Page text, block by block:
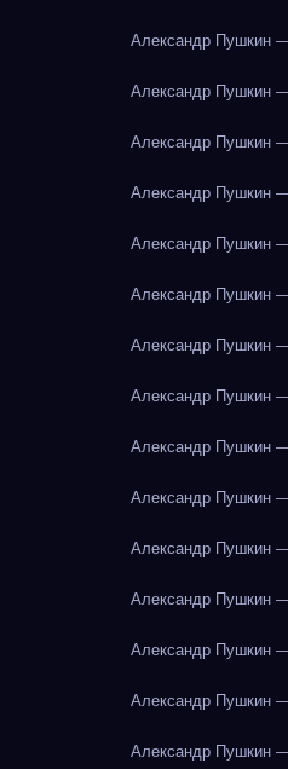
Александр Пушкин
Александр Пушкин
Александр Пушкин
Александр Пушкин
Александр Пушкин
Александр Пушкин
Александр Пушкин
Александр Пушкин
Александр Пушкин
Александр Пушкин
Александр Пушкин
Александр Пушкин
Александр Пушкин
Александр Пушкин
Александр Пушкин